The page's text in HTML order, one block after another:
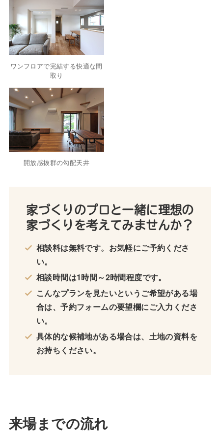
ワンフロアで完結する快適な間
取り
開放感抜群の勾配天井
家づくりのプロと一緒に理想の
家づくりを考えてみませんか？
相談料は無料です。お気軽にご予約くださ
い。
相談時間は1時間～2時間程度です。
こんなプランを見たいというご希望がある場
合は、予約フォームの要望欄にご入力くださ
い。
具体的な候補地がある場合は、土地の資料を
お持ちください。
来場までの流れ